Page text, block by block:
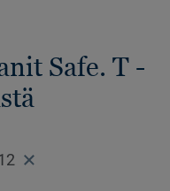
Safe. T -